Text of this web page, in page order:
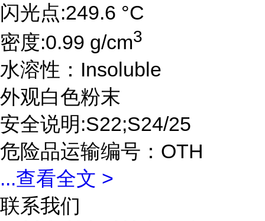
闪光点:249.6 °C
密度:0.99 g/cm3
水溶性：Insoluble
外观白色粉末
安全说明:S22;S24/25
危险品运输编号：OTH
...查看全文 >
联系我们